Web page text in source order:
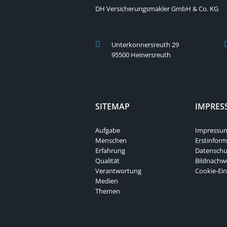
DH Versicherungsmakler GmbH & Co. KG
Unterkonnersreuth 29
95500 Heinersreuth
SITEMAP
Aufgabe
Menschen
Erfahrung
Qualität
Verantwortung
Medien
Themen
Cookie-